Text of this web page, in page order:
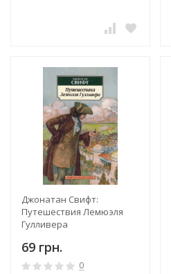
Джонатан Свифт:
Путешествия Лемюэля
Гулливера
69 грн.
0